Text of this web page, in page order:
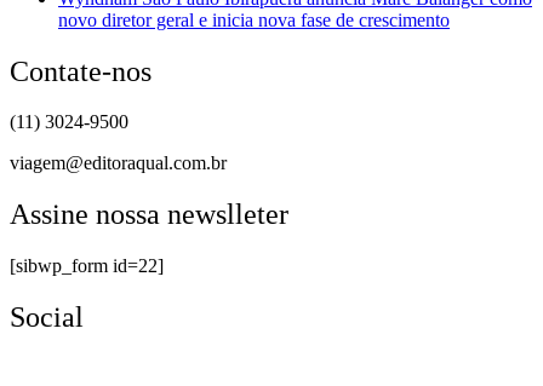
novo diretor geral e inicia nova fase de crescimento
Contate-nos
(11) 3024-9500
viagem@editoraqual.com.br
Assine nossa newslleter
[sibwp_form id=22]
Social